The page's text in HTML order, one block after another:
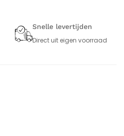
Snelle levertijden
Direct uit eigen voorraad